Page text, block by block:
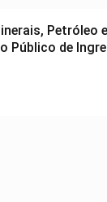
Petróleo
Público de